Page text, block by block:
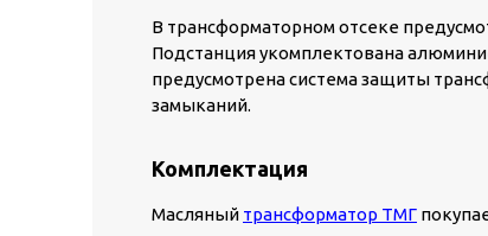
В трансформаторном отсеке
Подстанция укомплектована
предусмотрена система защиты
замыканий.
Комплектация
Масляный трансформатор ТМГ